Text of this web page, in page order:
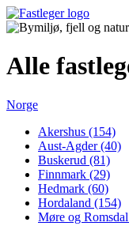
Alle
Norge
Akershus (154)
Aust-Agder (40)
Buskerud (81)
Finnmark (29)
Hedmark (60)
Hordaland (154)
Møre og